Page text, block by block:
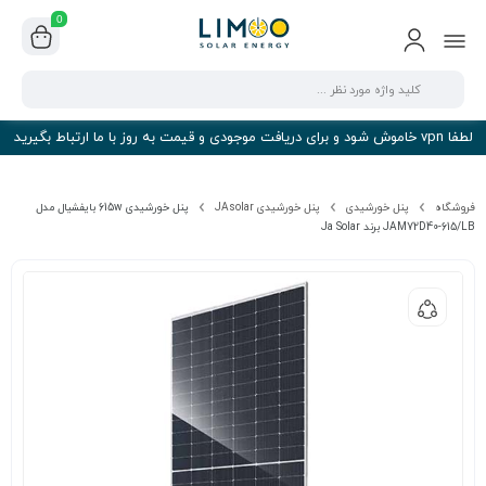
0
لطفا vpn خاموش شود و برای دریافت موجودی و قیمت به روز با ما ارتباط بگیرید
فروشگاه پنل خورشیدی پنل خورشیدی JAsolar
پنل خورشیدی 615w بایفشیال مدل
JAM72D40-615/LB برند Ja Solar